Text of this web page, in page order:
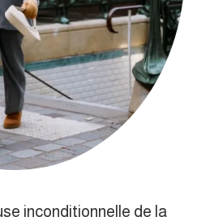
inconditionnelle de la